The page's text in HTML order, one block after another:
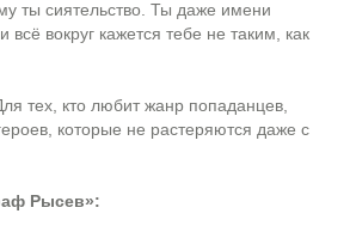
ты сиятельство. Ты даже имени
вокруг кажется тебе не таким, как
тех, кто любит жанр попаданцев,
которые не растеряются даже с
Рысев»: